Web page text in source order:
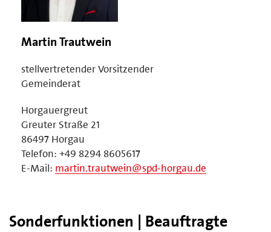
Martin Trautwein
stellvertretender Vorsitzender
Gemeinderat
Horgauergreut
Greuter Straße 21
86497 Horgau
Telefon: +49 8294 8605617
E-Mail: martin.trautwein@spd-horgau.de
Sonderfunktionen | Beauftragte